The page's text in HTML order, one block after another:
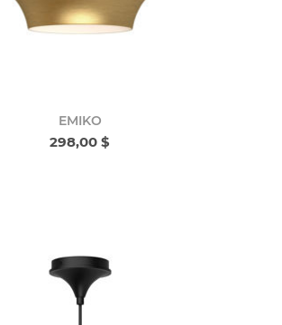
EMIKO
298,00 $